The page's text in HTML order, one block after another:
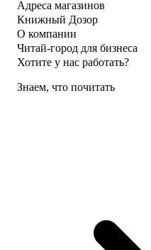
Адреса магазинов
Книжный Дозор
О компании
Читай-город для бизнеса
Хотите у нас работать?
Знаем, что почитать